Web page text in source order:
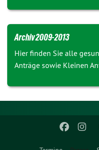
Archiv 2009-2013
Hier finden Sie alle
Anträge sowie Kleinen